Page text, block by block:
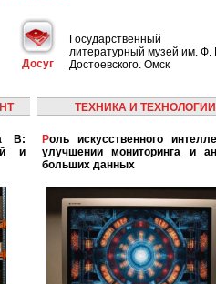
Досуг
Государственный
литературный музей им. Ф.
Достоевского. Омск
и
ТЕХНИКА И ТЕХНОЛОГИИ
Роль искусственного интеллекта в
улучшении мониторинга и
больших данных